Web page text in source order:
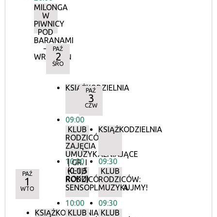
MILONGA
W
PIWNICY
POD
BARANAMI
–
WRZESIEŃ
PAŹ
1
WTO
KSIĄŻKODZIELNIA
PAŹ
2
ŚRO
KSIĄŻKODZIELNIA
09:00
KLUB
RODZICÓW:
ZAJĘCIA
UMUZYKALNIAJĄCE
| GR. I
(0-1,5
ROKU)
10:00
KLUB
RODZICÓW:
SENSOPLASTYKA
10:00
KLUB
PAŹ
3
CZW
KSIĄŻKODZIELNIA
09:30
KLUB
RODZICÓW:
MUZYKUJMY!
09:30
KLUB